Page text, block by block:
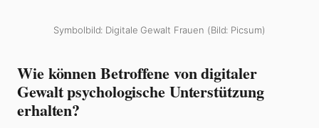
Symbolbild: Digitale Gewalt Frauen (Bild: Picsum)
Wie können Betroffene von digitaler
Gewalt psychologische Unterstützung
erhalten?